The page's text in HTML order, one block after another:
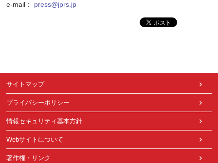
e-mail： press@jprs.jp
サイトマップ
プライバシーポリシー
情報セキュリティ基本方針
Webサイトについて
著作権・リンク